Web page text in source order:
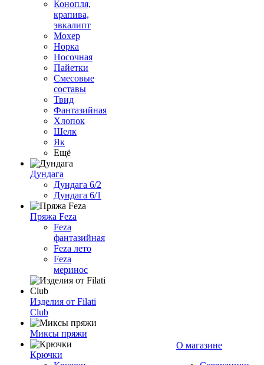
Конопля,
крапива,
эвкалипт
Мохер
Норка
Носочная
Пайетки
Смесовые
составы
Твид
Фантазийная
Хлопок
Шелк
Як
Ещё
Дундага
Дундага 6/2
Дундага 6/1
Пряжа Feza
Feza
фантазийная
Feza лето
Feza
меринос
Изделия от Filati
Club
Миксы пряжи
Крючки
О магазине